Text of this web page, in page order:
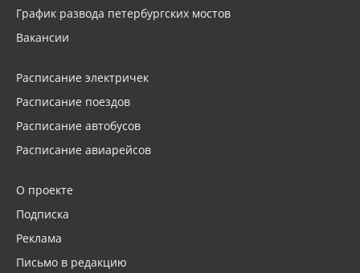
График развода петербургских мостов
Вакансии
Расписание электричек
Расписание поездов
Расписание автобусов
Расписание авиарейсов
О проекте
Подписка
Реклама
Письмо в редакцию